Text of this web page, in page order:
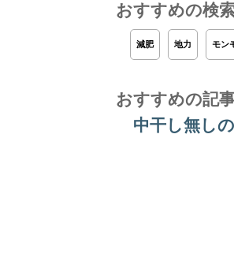
おすすめの検
減肥 地力 モン
おすすめの記
中干し無し